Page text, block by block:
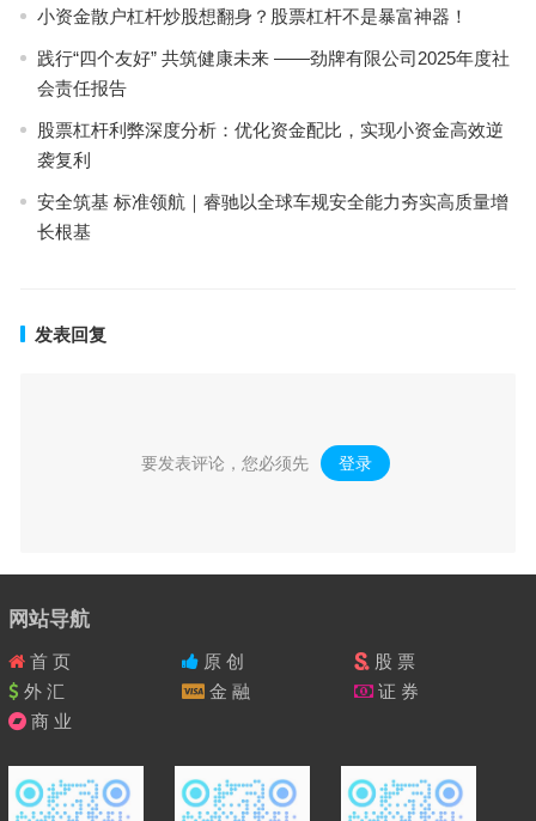
小资金散户杠杆炒股想翻身？股票杠杆不是暴富神器！
践行“四个友好” 共筑健康未来 ——劲牌有限公司2025年度社
会责任报告
股票杠杆利弊深度分析：优化资金配比，实现小资金高效逆
袭复利
安全筑基 标准领航｜睿驰以全球车规安全能力夯实高质量增
长根基
发表回复
要发表评论，您必须先 登录 。
网站导航
首 页 原 创
股 票
外 汇
金 融
证 券
商 业